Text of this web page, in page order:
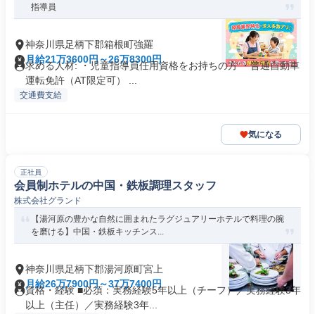
指導員
神奈川県足柄下郡箱根町強羅
月給21万3600円～26万8300円
求める人材: ・児童指導員任用資格をお持ちの方 ・普通自動車
運転免許（AT限定可） ...
交通費支給
気になる
正社員
会員制ホテルの中国・鉄板調理スタッフ
株式会社グランド
【湯河原の豊かな自然に囲まれたラグジュアリーホテルで料理の腕
を磨ける】中国・鉄板キッチンス...
神奈川県足柄下郡湯河原町宮上
月給26万7900円～37万7400円
資格・経験 ■必須：実務経験5年以上（チーフ）／実務経験3年
以上（主任）／実務経験3年...